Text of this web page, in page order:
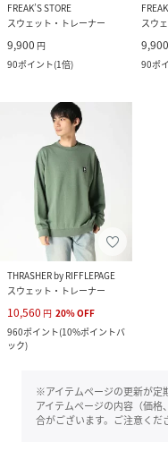
FREAK’S STORE
スウェット・トレーナー
9,900 円
90ポイント(1倍)
スウ
9,900
90ポ
THRASHER by RIFFLEPAGE
スウェット・トレーナー
10,560 円 20%OFF
960ポイント(10%ポイントバ
ック)
※アイテムページの更新が定
アイテムページの内容（価
合がございます。ご注意くだ